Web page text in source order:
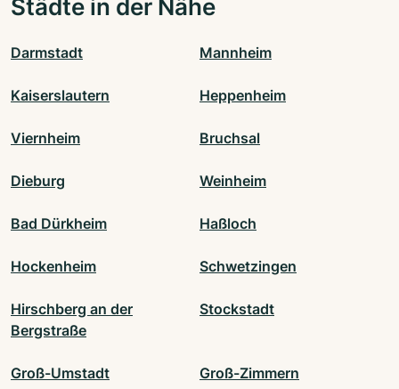
Städte in der Nähe
Darmstadt Mannheim
Kaiserslautern Heppenheim
Viernheim Bruchsal
Dieburg Weinheim
Bad Dürkheim Haßloch
Hockenheim Schwetzingen
Hirschberg an der
Bergstraße
Stockstadt
Groß-Umstadt Groß-Zimmern